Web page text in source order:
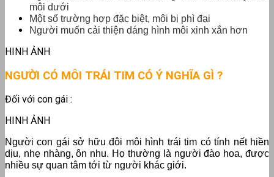
môi dưới
Một số trường hợp đặc biệt, môi bị phì đại
Người muốn cải thiện dáng hình môi xinh xắn hơn
HINH ẢNH
NGƯỜI CÓ MÔI TRÁI TIM CÓ Ý NGHĨA GÌ ?
Đối với con gái :
HINH ẢNH
Người con gái sở hữu đôi môi hình trái tim có tính nết hiền
dịu, nhẹ nhàng, ôn nhu. Họ thường là người đào hoa, được
nhiều sự quan tâm tới từ người khác giới.